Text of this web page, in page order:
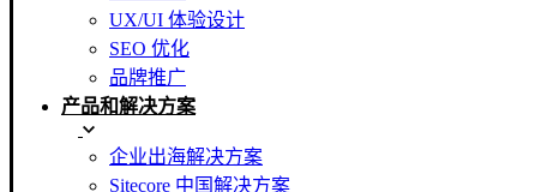
UX/UI 体验设计
SEO 优化
品牌推广
产品和解决方案
企业出海解决方案
Sitecore 中国解决方案